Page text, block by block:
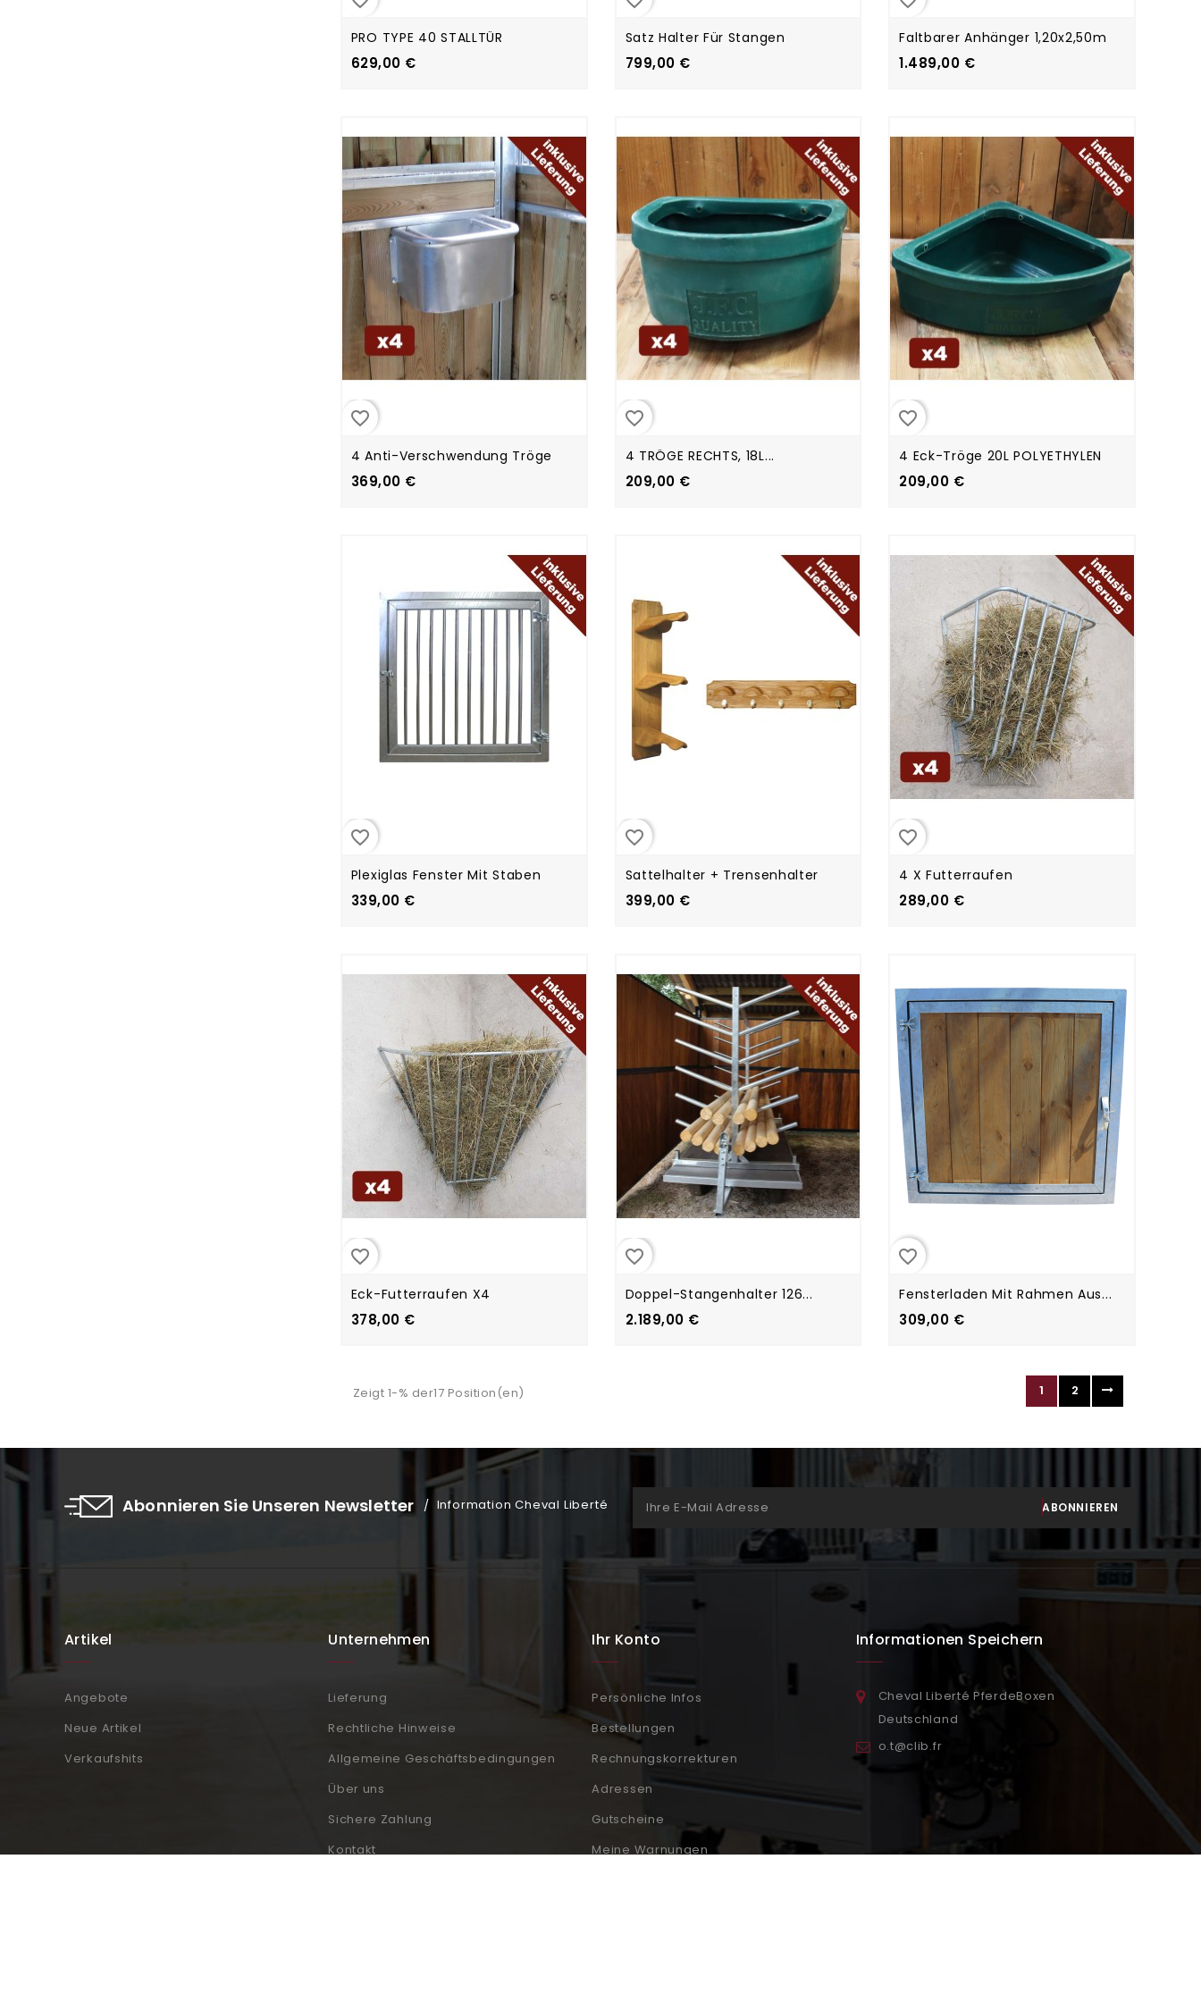
PRO TYPE 40 STALLTÜR
629,00 €
Satz Halter Für Stangen
799,00 €
Faltbarer Anhänger 1,20x2,50m
1.489,00 €
favorite_border
4 Anti-Verschwendung Tröge
369,00 €
favorite_border
4 TRÖGE RECHTS, 18L...
209,00 €
favorite_border
4 Eck-Tröge 20L POLYETHYLEN
209,00 €
favorite_border
Plexiglas Fenster Mit Staben
339,00 €
favorite_border
Sattelhalter + Trensenhalter
399,00 €
favorite_border
4 X Futterraufen
289,00 €
favorite_border
Eck-Futterraufen X4
378,00 €
favorite_border
Doppel-Stangenhalter 126...
2.189,00 €
favorite_border
Fensterladen Mit Rahmen Aus...
309,00 €
Zeigt 1-% der17 Position(en) 1 2
Abonnieren Sie Unseren Newsletter Information Cheval Liberté
Artikel
Angebote
Neue Artikel
Verkaufshits
Unternehmen
Lieferung
Rechtliche Hinweise
Allgemeine Geschäftsbedingungen
Über uns
Sichere Zahlung
Kontakt
Ihr Konto
Persönliche Infos
Bestellungen
Rechnungskorrekturen
Adressen
Gutscheine
Meine Warnungen
Informationen Speichern
Cheval Liberté PferdeBoxen
Deutschland
o.t@clib.fr